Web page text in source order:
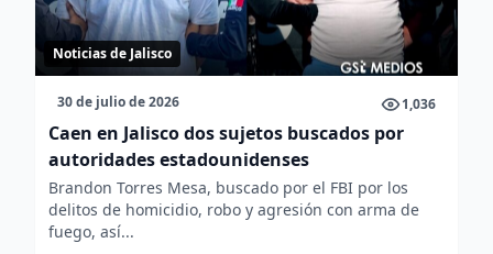
Noticias de Jalisco
30 de julio de 2026 1,036
Caen en Jalisco dos sujetos buscados por
autoridades estadounidenses
Brandon Torres Mesa, buscado por el FBI por los
delitos de homicidio, robo y agresión con arma de
fuego, así...